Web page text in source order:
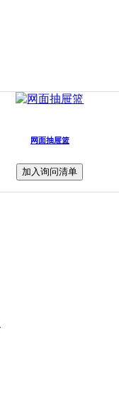
网面抽屉篮
加入询问清单